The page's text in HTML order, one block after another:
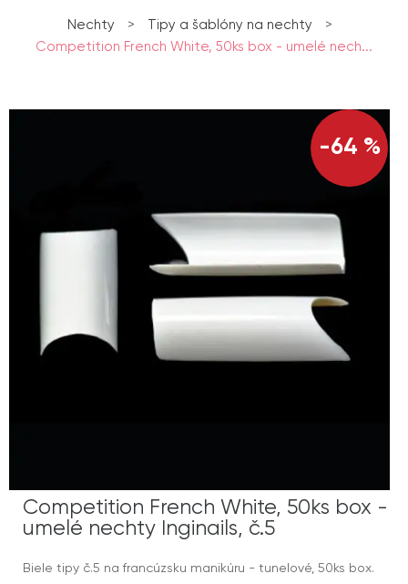
Nechty > Tipy a šablóny na nechty
>
Competition French White, 50ks box - umelé nech...
-64 %
Competition French White, 50ks box -
umelé nechty Inginails, č.5
Biele tipy č.5 na francúzsku manikúru - tunelové, 50ks box.